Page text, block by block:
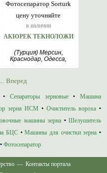
цену уточняйте
в наличии
Фотосепаратор Sorturk
АКЮРЕК ТЕКНОЛОЖИ
(Турция) Мерсин,
Краснодар, Одесса,
... Вперед
• Сепараторы зерновые• Машина
зерна ИСМ • Очиститель вороха •
машины зерна • Шелушитель
БЦС•Машины для очистки зерна •
• Фотосепаратор
— Контакты портала